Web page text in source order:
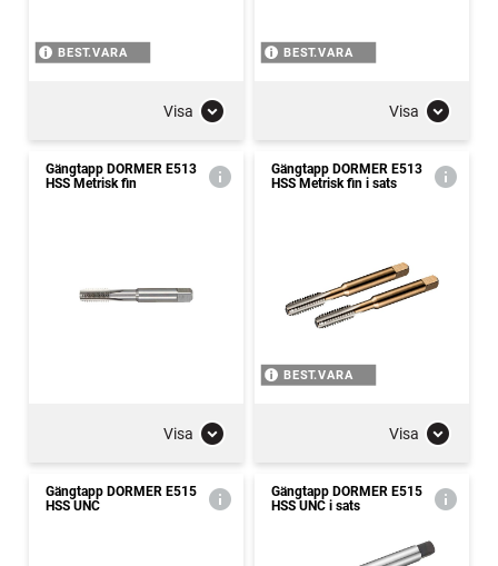
BEST.VARA
Visa
BEST.VARA
Visa
Gängtapp DORMER E513
HSS Metrisk fin
Visa
Gängtapp DORMER E513
HSS Metrisk fin i sats
BEST.VARA
Visa
Gängtapp DORMER E515
HSS UNC
Gängtapp DORMER E515
HSS UNC i sats